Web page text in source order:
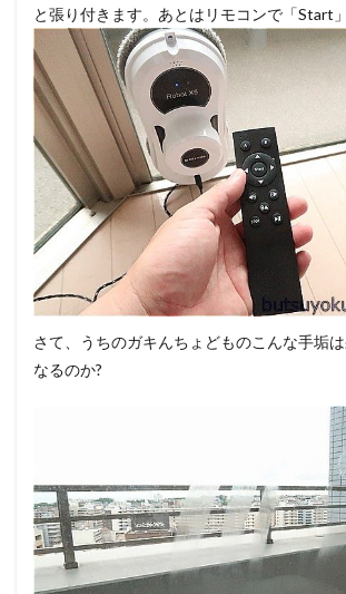
と張り付きます。あとはリモコンで「Start
さて、うちのガキんちょどものこんな手垢
なるのか?